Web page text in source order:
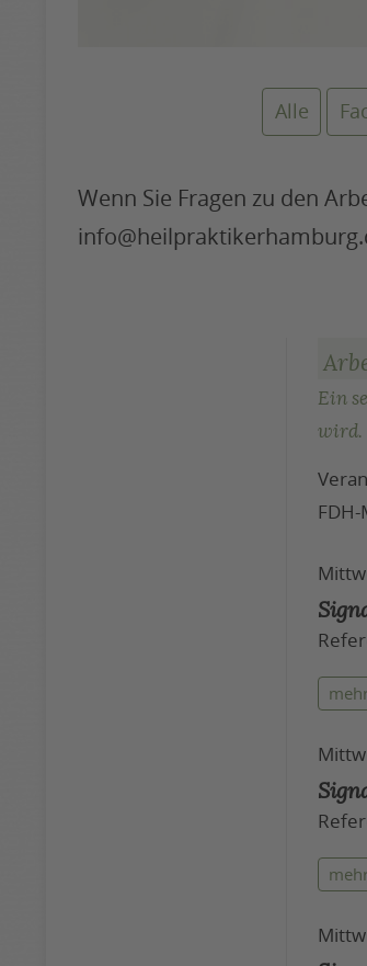
Alle
Wenn Sie Fragen zu den
Ein
wird.